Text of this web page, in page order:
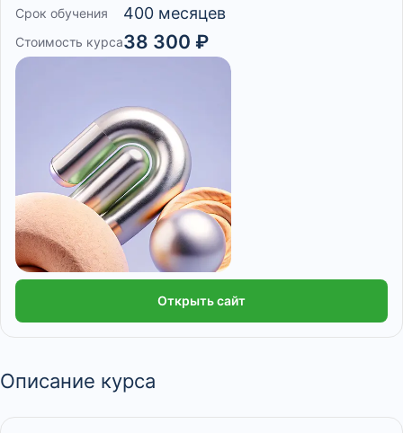
Срок обучения 400 месяцев
Стоимость курса38 300 ₽
Открыть сайт
Описание курса